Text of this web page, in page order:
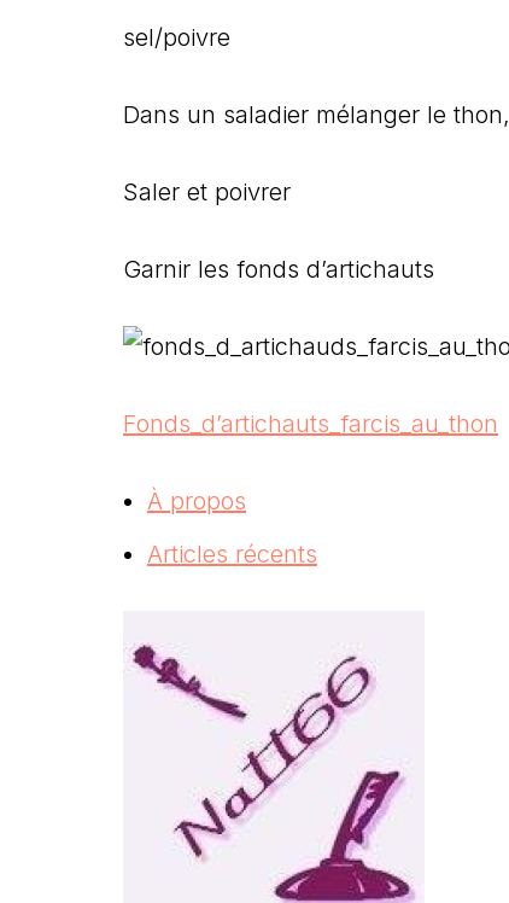
sel/poivre
Dans un saladier mélanger le
Saler et poivrer
Garnir les fonds d’artichauts
Fonds_d’artichauts_farcis_au_thon
À propos
Articles récents